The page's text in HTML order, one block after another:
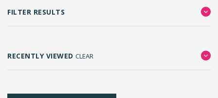
FILTER RESULTS
RECENTLY VIEWED CLEAR